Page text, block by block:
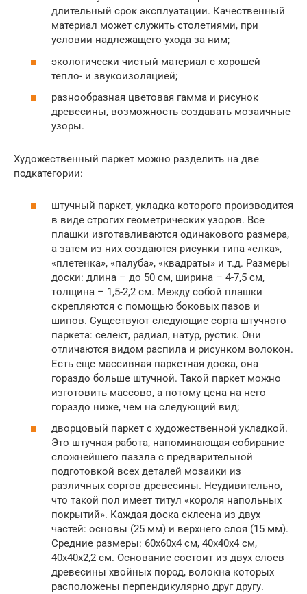
длительный срок эксплуатации. Качественный
материал может служить столетиями, при
условии надлежащего ухода за ним;
экологически чистый материал с хорошей
тепло- и звукоизоляцией;
разнообразная цветовая гамма и рисунок
древесины, возможность создавать мозаичные
узоры.
Художественный паркет можно разделить на две
подкатегории:
штучный паркет, укладка которого производится
в виде строгих геометрических узоров. Все
плашки изготавливаются одинакового размера,
а затем из них создаются рисунки типа «елка»,
«плетенка», «палуба», «квадраты» и т.д. Размеры
доски: длина – до 50 см, ширина – 4-7,5 см,
толщина – 1,5-2,2 см. Между собой плашки
скрепляются с помощью боковых пазов и
шипов. Существуют следующие сорта штучного
паркета: селект, радиал, натур, рустик. Они
отличаются видом распила и рисунком волокон.
Есть еще массивная паркетная доска, она
гораздо больше штучной. Такой паркет можно
изготовить массово, а потому цена на него
гораздо ниже, чем на следующий вид;
дворцовый паркет с художественной укладкой.
Это штучная работа, напоминающая собирание
сложнейшего паззла с предварительной
подготовкой всех деталей мозаики из
различных сортов древесины. Неудивительно,
что такой пол имеет титул «короля напольных
покрытий». Каждая доска склеена из двух
частей: основы (25 мм) и верхнего слоя (15 мм).
Средние размеры: 60х60х4 см, 40х40х4 см,
40х40х2,2 см. Основание состоит из двух слоев
древесины хвойных пород, волокна которых
расположены перпендикулярно друг другу.